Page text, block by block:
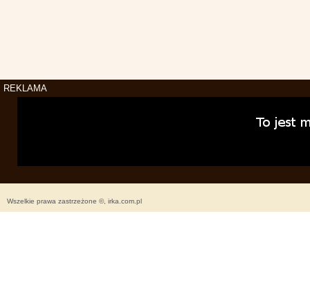
REKLAMA
Wszelkie prawa zastrzeżone ©, irka.com.pl